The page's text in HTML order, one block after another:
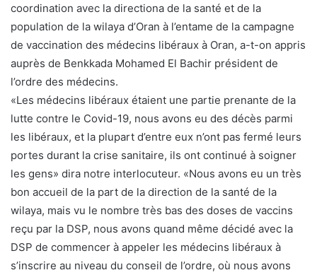
coordination avec la directiona de la santé et de la
population de la wilaya d’Oran à l’entame de la campagne
de vaccination des médecins libéraux à Oran, a-t-on appris
auprès de Benkkada Mohamed El Bachir président de
l’ordre des médecins.
«Les médecins libéraux étaient une partie prenante de la
lutte contre le Covid-19, nous avons eu des décès parmi
les libéraux, et la plupart d’entre eux n’ont pas fermé leurs
portes durant la crise sanitaire, ils ont continué à soigner
les gens» dira notre interlocuteur. «Nous avons eu un très
bon accueil de la part de la direction de la santé de la
wilaya, mais vu le nombre très bas des doses de vaccins
reçu par la DSP, nous avons quand même décidé avec la
DSP de commencer à appeler les médecins libéraux à
s’inscrire au niveau du conseil de l’ordre, où nous avons